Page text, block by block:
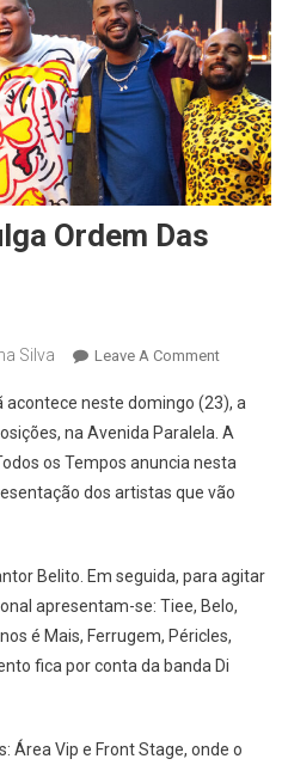
Ordem Das
Silva Leave A CommentOn
Piatã
Divulga
Ordem
Das
neste domingo (23), a
na Avenida Paralela. A
os Tempos anuncia nesta
dos artistas que vão
Belito. Em seguida, para agitar
apresentam-se: Tiee, Belo,
é Mais, Ferrugem, Péricles,
fica por conta da banda Di
Área Vip e Front Stage, onde o